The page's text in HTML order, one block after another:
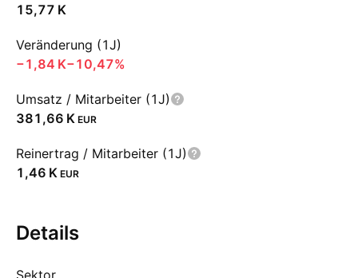
‪15,77 K‬
Veränderung (1J)
‪−1,84 K‬−10,47%
Umsatz / Mitarbeiter (1J)
‪381,66 K‬ EUR
Reinertrag / Mitarbeiter (1J)
‪1,46 K‬ EUR
Details
Sektor